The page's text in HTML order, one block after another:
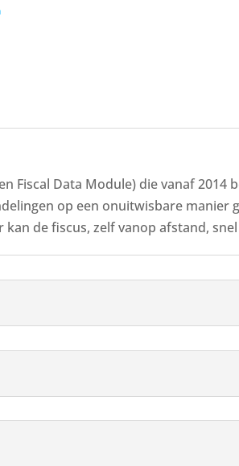
Fiscal Data Module) die vanaf 2014
op een onuitwisbare manier
de fiscus, zelf vanop afstand,